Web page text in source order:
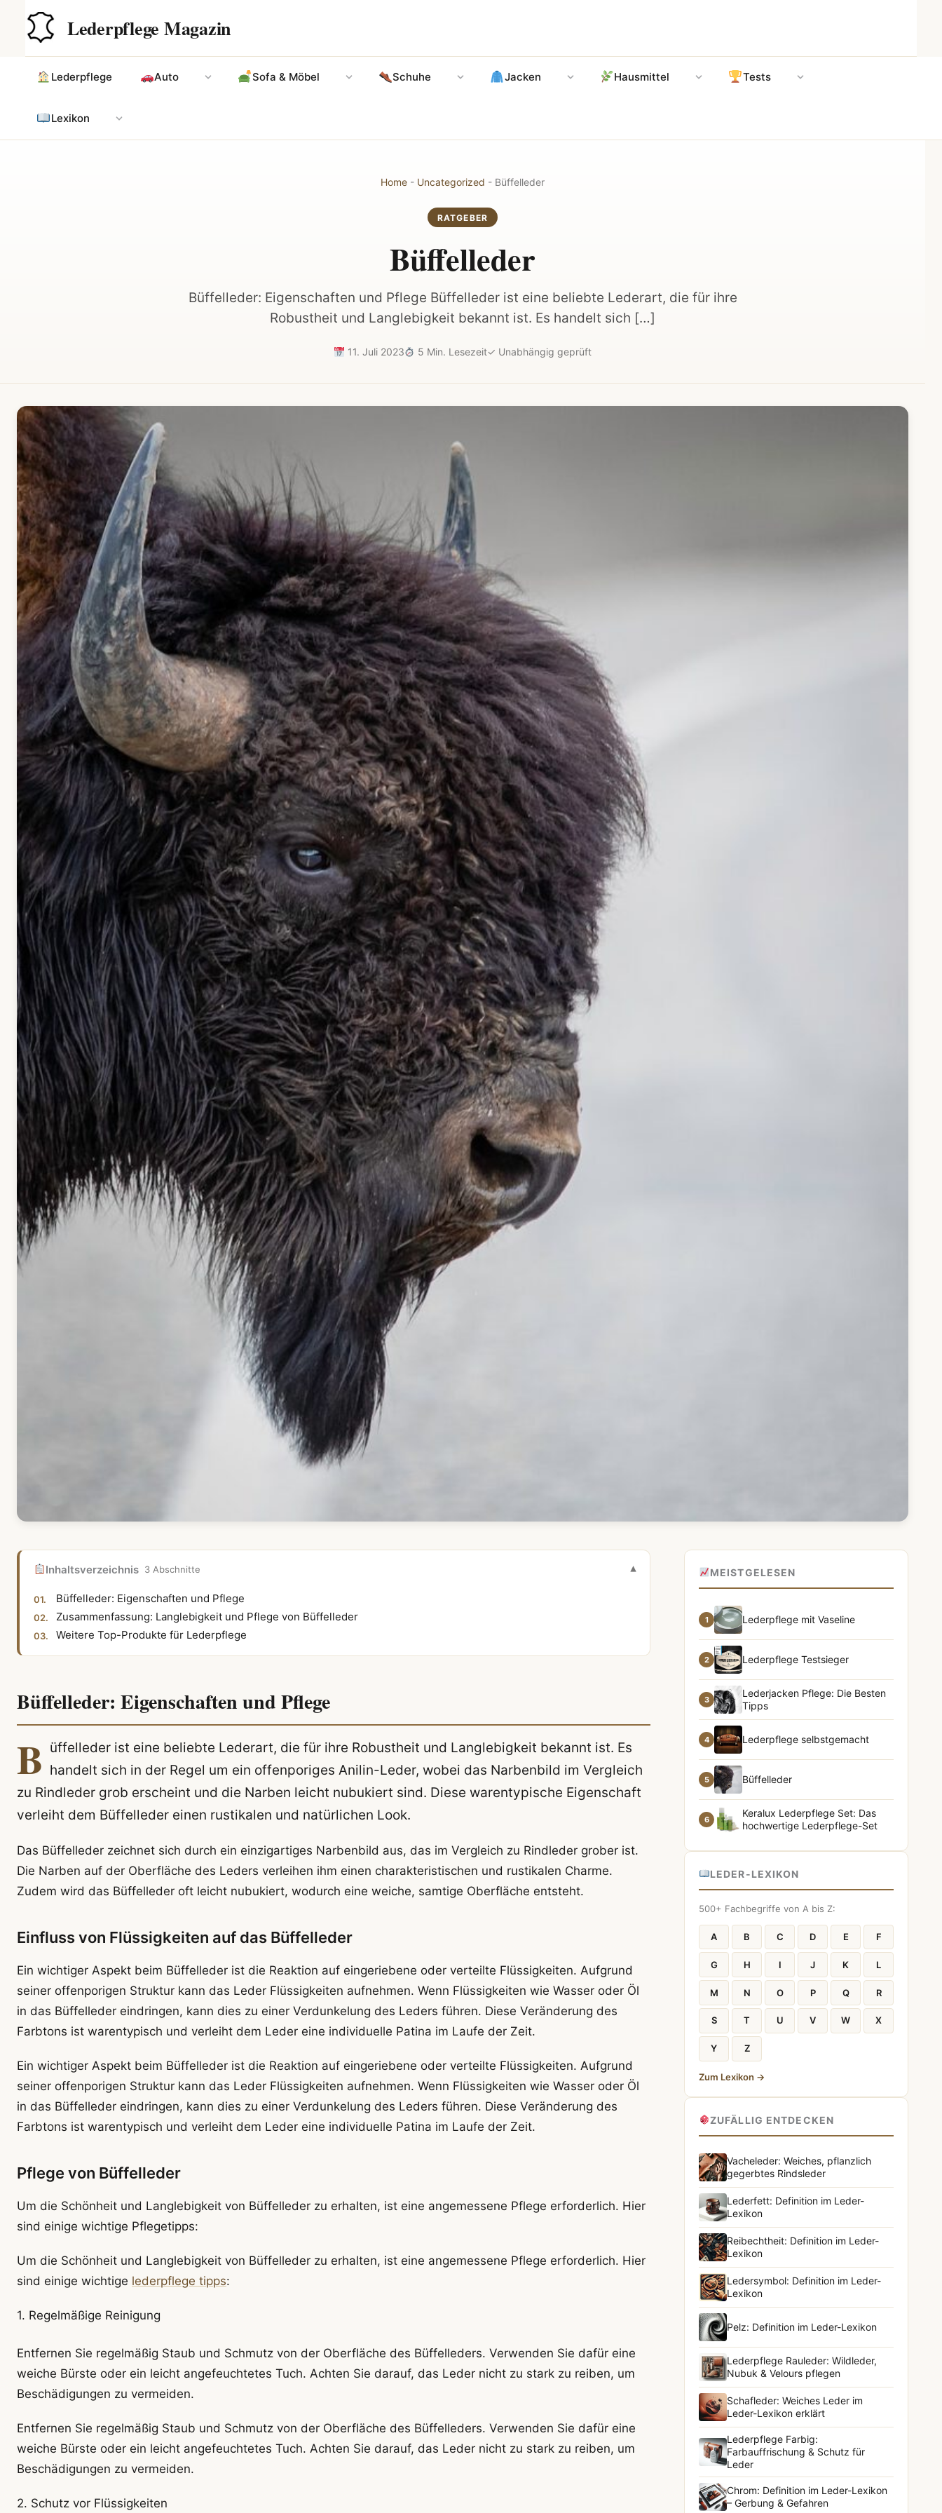
springen
Lederpflege Magazin
Lederpflege Auto Sofa & Möbel Schuhe Jacken Hausmittel Tests
Lexikon
Hauptinhalt
Home - Uncategorized - Büffelleder
RATGEBER
Büffelleder
Büffelleder: Eigenschaften und Pflege Büffelleder ist eine beliebte Lederart, die für ihre
Robustheit und Langlebigkeit bekannt ist. Es handelt sich […]
11. Juli 2023 5 Min. Lesezeit✓ Unabhängig geprüft
Inhaltsverzeichnis 3 Abschnitte
Büffelleder: Eigenschaften und Pflege
Zusammenfassung: Langlebigkeit und Pflege von Büffelleder
Weitere Top-Produkte für Lederpflege
Büffelleder: Eigenschaften und Pflege
B üffelleder ist eine beliebte Lederart, die für ihre Robustheit und Langlebigkeit bekannt ist. Es
handelt sich in der Regel um ein offenporiges Anilin-Leder, wobei das Narbenbild im Vergleich
zu Rindleder grob erscheint und die Narben leicht nubukiert sind. Diese warentypische Eigenschaft
verleiht dem Büffelleder einen rustikalen und natürlichen Look.
Das Büffelleder zeichnet sich durch ein einzigartiges Narbenbild aus, das im Vergleich zu Rindleder grober ist.
Die Narben auf der Oberfläche des Leders verleihen ihm einen charakteristischen und rustikalen Charme.
Zudem wird das Büffelleder oft leicht nubukiert, wodurch eine weiche, samtige Oberfläche entsteht.
Einfluss von Flüssigkeiten auf das Büffelleder
Ein wichtiger Aspekt beim Büffelleder ist die Reaktion auf eingeriebene oder verteilte Flüssigkeiten. Aufgrund
seiner offenporigen Struktur kann das Leder Flüssigkeiten aufnehmen. Wenn Flüssigkeiten wie Wasser oder Öl
in das Büffelleder eindringen, kann dies zu einer Verdunkelung des Leders führen. Diese Veränderung des
Farbtons ist warentypisch und verleiht dem Leder eine individuelle Patina im Laufe der Zeit.
Ein wichtiger Aspekt beim Büffelleder ist die Reaktion auf eingeriebene oder verteilte Flüssigkeiten. Aufgrund
seiner offenporigen Struktur kann das Leder Flüssigkeiten aufnehmen. Wenn Flüssigkeiten wie Wasser oder Öl
in das Büffelleder eindringen, kann dies zu einer Verdunkelung des Leders führen. Diese Veränderung des
Farbtons ist warentypisch und verleiht dem Leder eine individuelle Patina im Laufe der Zeit.
Pflege von Büffelleder
Um die Schönheit und Langlebigkeit von Büffelleder zu erhalten, ist eine angemessene Pflege erforderlich. Hier
sind einige wichtige Pflegetipps:
Um die Schönheit und Langlebigkeit von Büffelleder zu erhalten, ist eine angemessene Pflege erforderlich. Hier
sind einige wichtige lederpflege tipps:
1. Regelmäßige Reinigung
Entfernen Sie regelmäßig Staub und Schmutz von der Oberfläche des Büffelleders. Verwenden Sie dafür eine
weiche Bürste oder ein leicht angefeuchtetes Tuch. Achten Sie darauf, das Leder nicht zu stark zu reiben, um
Beschädigungen zu vermeiden.
Entfernen Sie regelmäßig Staub und Schmutz von der Oberfläche des Büffelleders. Verwenden Sie dafür eine
weiche Bürste oder ein leicht angefeuchtetes Tuch. Achten Sie darauf, das Leder nicht zu stark zu reiben, um
Beschädigungen zu vermeiden.
2. Schutz vor Flüssigkeiten
MEISTGELESEN
1 Lederpflege mit Vaseline
2 Lederpflege Testsieger
3
Lederjacken Pflege: Die Besten
Tipps
4 Lederpflege selbstgemacht
5 Büffelleder
6
Keralux Lederpflege Set: Das
hochwertige Lederpflege-Set
LEDER-LEXIKON
500+ Fachbegriffe von A bis Z:
A B C D E F
G H I J K L
M N O P Q R
S T U V W X
Y Z
Zum Lexikon →
ZUFÄLLIG ENTDECKEN
Vacheleder: Weiches, pflanzlich
gegerbtes Rindsleder
Lederfett: Definition im Leder-
Lexikon
Reibechtheit: Definition im Leder-
Lexikon
Ledersymbol: Definition im Leder-
Lexikon
Pelz: Definition im Leder-Lexikon
Lederpflege Rauleder: Wildleder,
Nubuk & Velours pflegen
Schafleder: Weiches Leder im
Leder-Lexikon erklärt
Lederpflege Farbig:
Farbauffrischung & Schutz für
Leder
Chrom: Definition im Leder-Lexikon
– Gerbung & Gefahren